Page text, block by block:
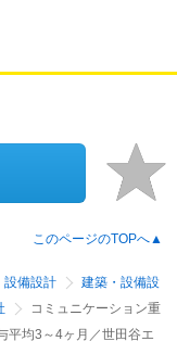
このページのTOPへ▲
設備設計
建築・設備設
コミュニケーション重
平均3～4ヶ月／世田谷エ